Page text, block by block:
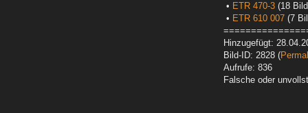
• ETR 470-3 (18
• ETR 610 007 (7
Hinzugefügt:
Bild-ID: 2828 (
Aufrufe: 836
Falsche oder